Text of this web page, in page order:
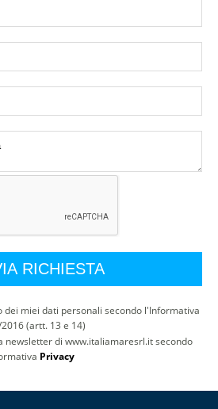
miei dati personali secondo l'Informativa
2016 (artt. 13 e 14)
newsletter di www.italiamaresrl.it secondo
Privacy